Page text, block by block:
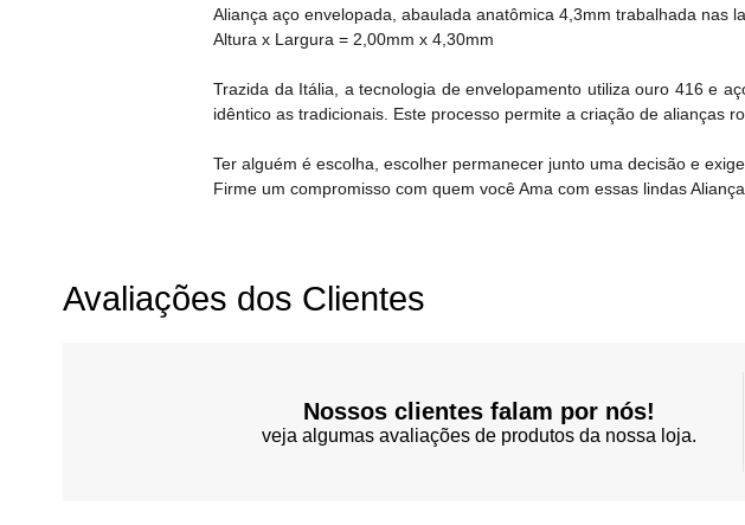
Aliança aço envelopada, abaulada anatômica 4,3mm trabalhada nas
Altura x Largura = 2,00mm x 4,30mm
Trazida da Itália, a tecnologia de envelopamento utiliza ouro 416 e
idêntico as tradicionais. Este processo permite a criação de alianças
Ter alguém é escolha, escolher permanecer junto uma decisão e
Firme um compromisso com quem você Ama com essas lindas
Avaliações dos Clientes
Nossos clientes falam por nós!
veja algumas avaliações de produtos da nossa loja.